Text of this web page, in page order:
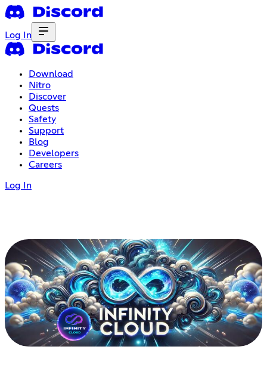
Log In
Download
Nitro
Discover
Quests
Safety
Support
Blog
Developers
Careers
Log In